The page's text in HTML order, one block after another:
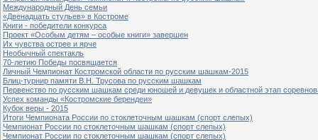
Международный День семьи
«Двенадцать стульев» в Костроме
Книги - победители конкурса
Проект «Особым детям – особые книги» завершен
Их чувства острее и ярче
Необычный спектакль
70-летию Победы посвящается
Личный Чемпионат Костромской области по русским шашкам-2015
Блиц-турнир памяти В.Н. Трусова по русским шашкам
Первенство по русским шашкам среди юношей и девушек и областной этап
Успех команды «Костромские берендеи»
Кубок веры - 2015
Итоги Чемпионата России по стоклеточным шашкам (спорт слепых)
Чемпионат России по стоклеточным шашкам (спорт слепых)
Чемпионат России по стоклеточным шашкам (спорт слепых)